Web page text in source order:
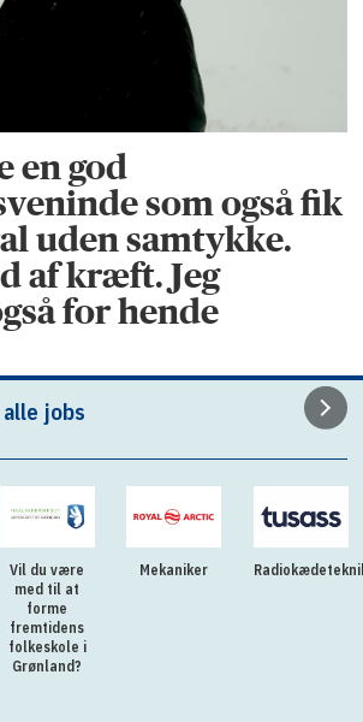
en god
som også fik
uden samtykke.
af kræft. Jeg
for hende
alle jobs
Vil du være
med til at
forme
fremtidens
folkeskole i
Grønland?
Mekaniker